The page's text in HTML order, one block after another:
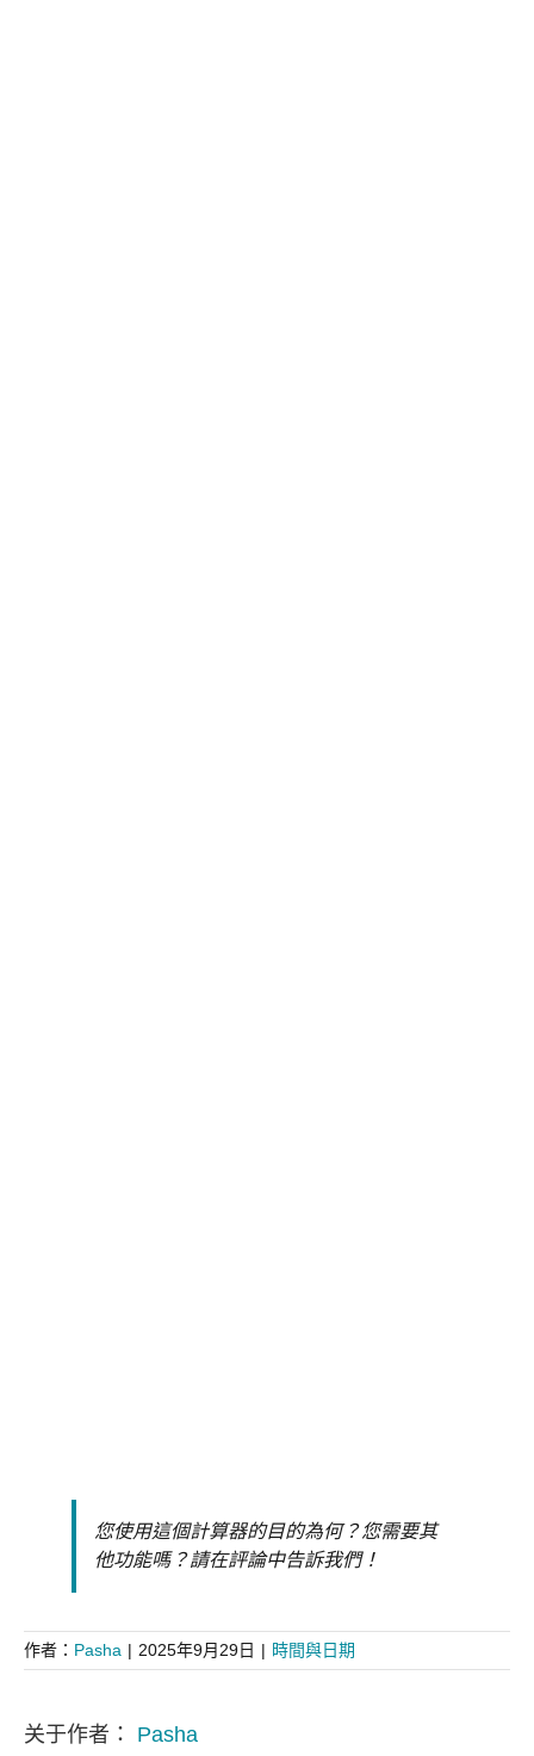
您使用這個計算器的目的為何？您需要其
他功能嗎？請在評論中告訴我們！
作者： Pasha | 2025年9月29日 | 時間與日期
关于作者： Pasha